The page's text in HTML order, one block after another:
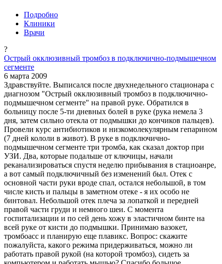
Подробно
Клиники
Врачи
?
Острый окклюзивный тромбоз в подключично-подмышечном
сегменте
6 марта 2009
Здравствуйте. Выписался после двухнедельного стационара с
диагнозом "Острый окклюзивный тромбоз в подключично-
подмышечном сегменте" на правой руке. Обратился в
больницу после 5-ти дневных болей в руке (рука немела 3
дня, затем сильно отекла от подмышки до кончиков пальцев).
Провели курс антибиотиков и низкомолекулярным гепарином
(7 дней кололи в живот). В руке в подключично-
подмышечном сегменте три тромба, как сказал доктор при
УЗИ. Два, которые подальше от ключицы, начали
реканализироваться спустя неделю прибывания в стациоанре,
а вот самый подключичный без изменений был. Отек с
основной части руки вроде спал, остался небольшой, в том
числе кисть и пальцы в заметном отеке - я их особо не
бинтовал. Небольшой отек плеча за лопаткой и передней
правой части груди и немного шеи. С момента
госпитализации и по сей день хожу в эластичном бинте на
всей руке от кисти до подмышки. Принимаю вазокет,
тромбоасс и планирую еще плавикс. Вопрос: скажите
пожалуйста, какого режима придерживаться, можно ли
работать правой рукой (на которой тромбоз), сидеть за